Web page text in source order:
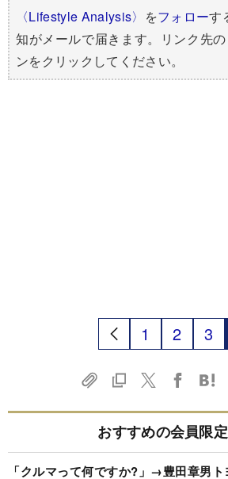
〈Lifestyle Analysis〉 をフォローす
知がメールで届きます。リンク先
ンをクリックしてください。
1 2 3
おすすめの会員限
「クルマって何ですか?」→豊田章男